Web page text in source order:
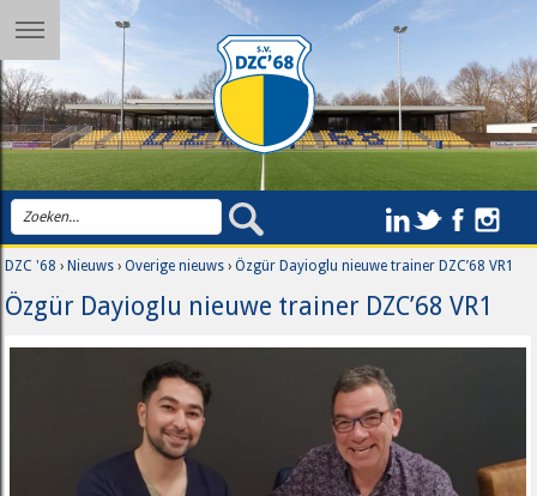
DZC '68 ›Nieuws ›Overige nieuws ›Özgür Dayioglu nieuwe trainer DZC’68 VR1
Özgür Dayioglu nieuwe trainer DZC’68 VR1